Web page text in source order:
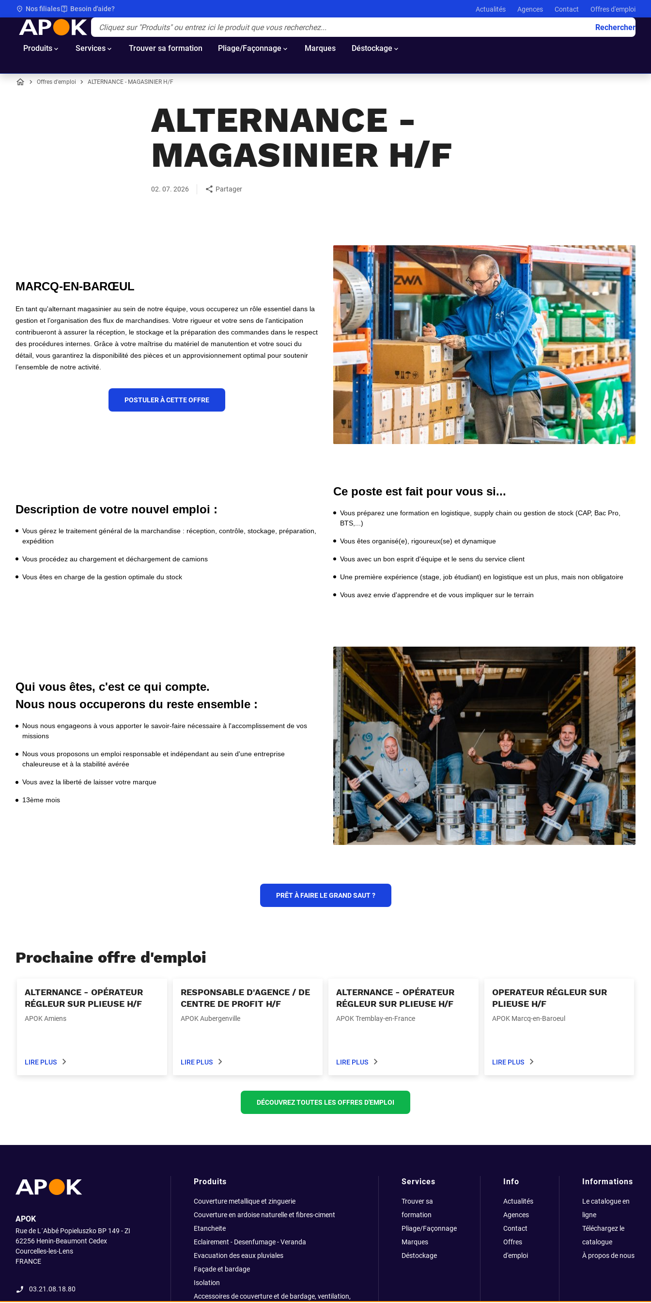
Nos filiales Besoin d'aide? Actualités Agences Contact Offres d'emploi
APOK Rechercher
Produits Services Trouver sa formation Pliage/Façonnage Marques Déstockage
Offres d'emploi ALTERNANCE - MAGASINIER H/F
ALTERNANCE -
MAGASINIER H/F
02. 07. 2026 Partager
MARCQ-EN-BARŒUL
En tant qu'alternant magasinier au sein de notre équipe, vous occuperez un rôle essentiel dans la
gestion et l’organisation des flux de marchandises. Votre rigueur et votre sens de l’anticipation
contribueront à assurer la réception, le stockage et la préparation des commandes dans le respect
des procédures internes. Grâce à votre maîtrise du matériel de manutention et votre souci du
détail, vous garantirez la disponibilité des pièces et un approvisionnement optimal pour soutenir
l’ensemble de notre activité.
POSTULER À CETTE OFFRE
Description de votre nouvel emploi :
Vous gérez le traitement général de la marchandise : réception, contrôle, stockage, préparation,
expédition
Vous procédez au chargement et déchargement de camions
Vous êtes en charge de la gestion optimale du stock
Ce poste est fait pour vous si...
Vous préparez une formation en logistique, supply chain ou gestion de stock (CAP, Bac Pro,
BTS,...)
Vous êtes organisé(e), rigoureux(se) et dynamique
Vous avec un bon esprit d'équipe et le sens du service client
Une première expérience (stage, job étudiant) en logistique est un plus, mais non obligatoire
Vous avez envie d'apprendre et de vous impliquer sur le terrain
Qui vous êtes, c'est ce qui compte.
Nous nous occuperons du reste ensemble :
Nous nous engageons à vous apporter le savoir-faire nécessaire à l'accomplissement de vos
missions
Nous vous proposons un emploi responsable et indépendant au sein d'une entreprise
chaleureuse et à la stabilité avérée
Vous avez la liberté de laisser votre marque
13ème mois
PRÊT À FAIRE LE GRAND SAUT ?
Prochaine offre d'emploi
ALTERNANCE - OPÉRATEUR
RÉGLEUR SUR PLIEUSE H/F
APOK Amiens
LIRE PLUS
RESPONSABLE D'AGENCE / DE
CENTRE DE PROFIT H/F
APOK Aubergenville
LIRE PLUS
ALTERNANCE - OPÉRATEUR
RÉGLEUR SUR PLIEUSE H/F
APOK Tremblay-en-France
LIRE PLUS
OPERATEUR RÉGLEUR SUR
PLIEUSE H/F
APOK Marcq-en-Baroeul
LIRE PLUS
DÉCOUVREZ TOUTES LES OFFRES D'EMPLOI
APOK
Rue de L´Abbé Popieluszko BP 149 - ZI
62256 Henin-Beaumont Cedex
Courcelles-les-Lens
FRANCE
03.21.08.18.80
Produits
Couverture metallique et zinguerie
Couverture en ardoise naturelle et fibres-ciment
Etancheite
Eclairement - Desenfumage - Veranda
Evacuation des eaux pluviales
Façade et bardage
Isolation
Accessoires de couverture et de bardage, ventilation,
Services
Trouver sa
formation
Pliage/Façonnage
Marques
Déstockage
Info
Actualités
Agences
Contact
Offres
d'emploi
Informations
Le catalogue en
ligne
Téléchargez le
catalogue
À propos de nous